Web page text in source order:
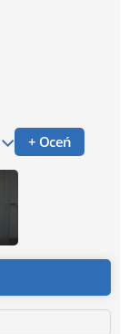
+ Oceń